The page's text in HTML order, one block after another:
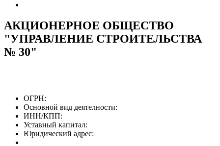
АКЦИОНЕРНОЕ ОБЩЕСТВО
"УПРАВЛЕНИЕ СТРОИТЕЛЬСТВА
№ 30"
ОГРН:
Основной вид деятелности:
ИНН/КПП:
Уставный капитал:
Юридический адрес: